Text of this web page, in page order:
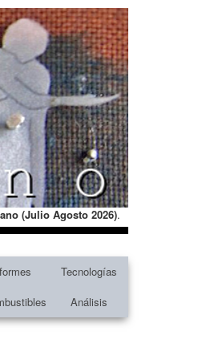
(Julio Agosto 2026).
Tecnologías
Análisis